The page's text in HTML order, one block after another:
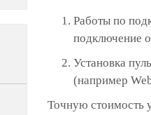
Работы по
подключение
Установка
(например
Точную стоимость